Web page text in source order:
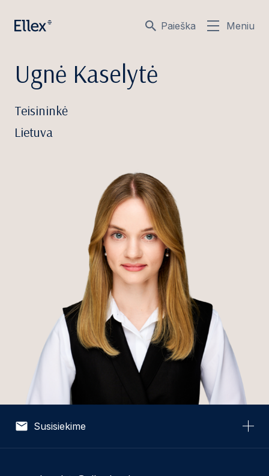
Paieška Meniu
Ugnė Kaselytė
Teisininkė
Lietuva
Susisiekime